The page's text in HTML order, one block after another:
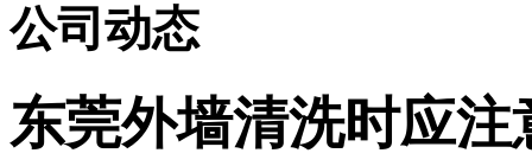
公司动态
东莞外墙清洗时应